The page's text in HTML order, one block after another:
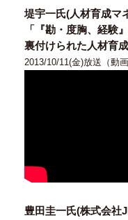
堤宇一氏(人材育成マ
「『勘・度胸、経験
裏付けられた人材育成
2013/10/11(金)放送（動
豊田圭一氏(株式会社